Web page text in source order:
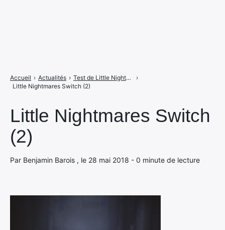
Little Nightmares Switch
(2)
Par Benjamin Barois , le 28 mai 2018 - 0 minute de lecture
Accueil › Actualités › Test de Little Nightmares Complete Edition : elle préfère la mort en mer sur Switch
›
Little Nightmares Switch (2)